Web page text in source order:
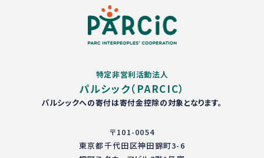
特定非営利活動法人
パルシック（PARCIC）
パルシックへの寄付は寄付金控除の対象となります。
〒101-0054
東京都千代田区神田錦町3-6